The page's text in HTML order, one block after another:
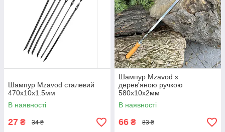
Шампур Mzavod сталевий
470х10х1.5мм
В наявності
27 ₴ 34 ₴
Шампур Mzavod з
дерев'яною ручкою
580х10х2мм
В наявності
66 ₴ 83 ₴